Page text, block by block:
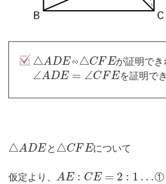
△ADE∽△CFEが証明でき
∠ADE = ∠CF Eを証明で
△ADE と △CFEについて
仮定より、 AE : CE = 2 : 1 …①